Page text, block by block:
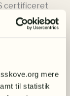
mere
til statistik
certificeret
økologi og
med GOTS
handels- og